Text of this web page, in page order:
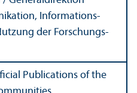
Informations­
der Forschungs­
Publications of the